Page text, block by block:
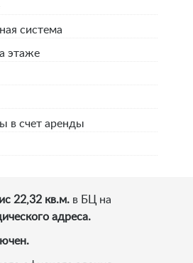
система
этаже
в счет аренды
22,32 кв.м. в БЦ на
адреса.